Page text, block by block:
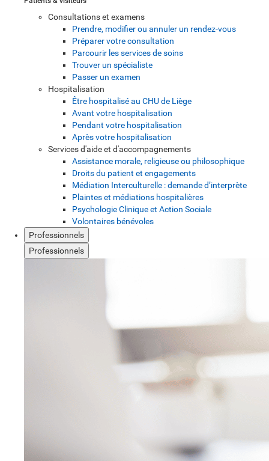
Consultations et examens
Prendre, modifier ou annuler un rendez-vous
Préparer votre consultation
Parcourir les services de soins
Trouver un spécialiste
Passer un examen
Hospitalisation
Être hospitalisé au CHU de Liège
Avant votre hospitalisation
Pendant votre hospitalisation
Après votre hospitalisation
Services d'aide et d'accompagnements
Assistance morale, religieuse ou philosophique
Droits du patient et engagements
Médiation Interculturelle : demande d’interprète
Plaintes et médiations hospitalières
Psychologie Clinique et Action Sociale
Volontaires bénévoles
Professionnels
Professionnels